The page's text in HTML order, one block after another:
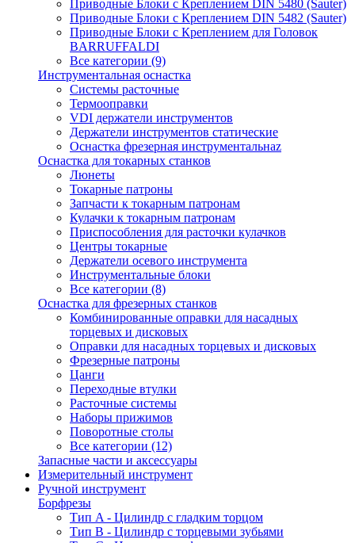
Приводные Блоки с Креплением DIN 5480 (Sauter)
Приводные Блоки с Креплением DIN 5482 (Sauter)
Приводные Блоки с Креплением для Головок
BARRUFFALDI
Все категории (9)
Инструментальная оснастка
Системы расточные
Термооправки
VDI держатели инструментов
Держатели инструментов статические
Оснастка фрезерная инструментальнаz
Оснастка для токарных станков
Люнеты
Токарные патроны
Запчасти к токарным патронам
Кулачки к токарным патронам
Приспособления для расточки кулачков
Центры токарные
Держатели осевого инструмента
Инструментальные блоки
Все категории (8)
Оснастка для фрезерных станков
Комбинированные оправки для насадных
торцевых и дисковых
Оправки для насадных торцевых и дисковых
Фрезерные патроны
Цанги
Переходные втулки
Расточные системы
Наборы прижимов
Поворотные столы
Все категории (12)
Запасные части и аксессуары
Измерительный инструмент
Ручной инструмент
Борфрезы
Тип A - Цилиндр с гладким торцом
Тип В - Цилиндр с торцевыми зубьями